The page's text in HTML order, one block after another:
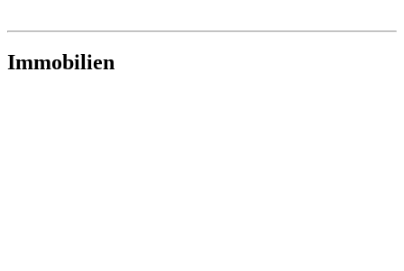
Immobilien